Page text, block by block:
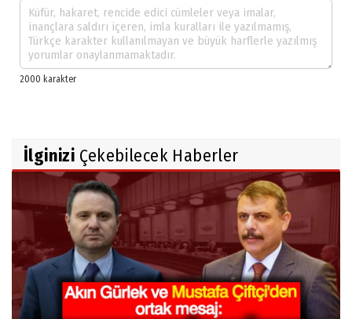
İlginizi Çekebilecek Haberler